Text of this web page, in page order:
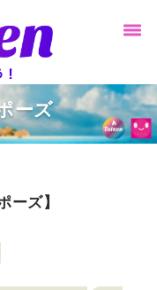
ーズ
ーズ】